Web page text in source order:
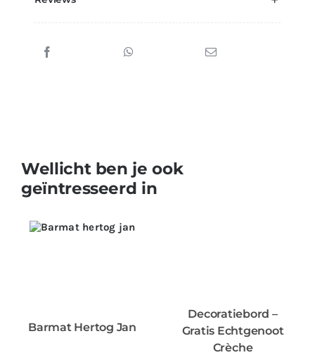
Wellicht ben je ook
geïntresseerd in
Barmat Hertog Jan
Decoratiebord –
Gratis Echtgenoot
Crèche